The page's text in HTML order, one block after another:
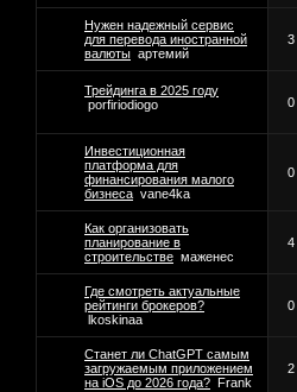
Нужен надежный сервис
для перевода иностранной
валюты артемий
3
Трейдинга в 2025 году
porfiriodiogo
0
Инвестиционная
платформа для
финансирования малого
бизнеса vane4ka
0
Как организовать
планирование в
строительстве маженес
4
Где смотреть актуальные
рейтинги брокеров?
lkoskinaa
0
Станет ли ChatGPT самым
загружаемым приложением
на iOS до 2026 года? Frank
2